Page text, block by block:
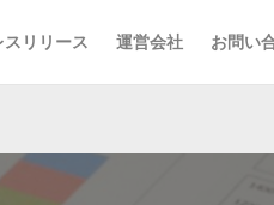
リリース 運営会社 お問い